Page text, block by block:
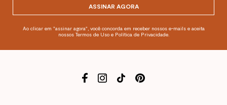
ASSINAR AGORA
Ao clicar em "assinar agora", você concorda em receber nossos e-mails e aceita
nossos Termos de Uso e Política de Privacidade.